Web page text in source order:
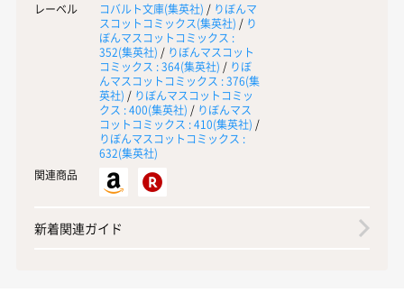
レーベル
コバルト文庫(集英社) / りぼんマ
スコットコミックス(集英社) / り
ぼんマスコットコミックス :
352(集英社) / りぼんマスコット
コミックス : 364(集英社) / りぼ
んマスコットコミックス : 376(集
英社) / りぼんマスコットコミッ
クス : 400(集英社) / りぼんマス
コットコミックス : 410(集英社) /
りぼんマスコットコミックス :
632(集英社)
関連商品
新着関連ガイド